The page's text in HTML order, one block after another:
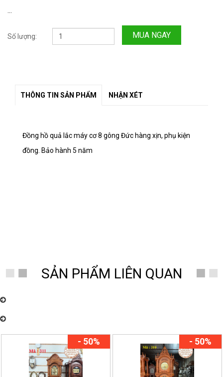
Số lượng: MUA NGAY
THÔNG TIN SẢN PHẨM NHẬN XÉT
Đồng hồ quả lắc máy cơ 8 gông Đức hàng xịn, phụ kiện
đồng. Bảo hành 5 năm
SẢN PHẨM LIÊN QUAN
- 50% - 50%